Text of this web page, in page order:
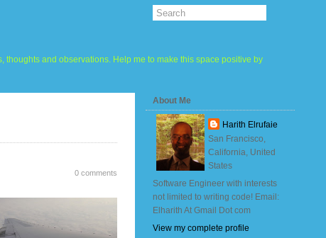
thoughts and observations. Help me to make this space positive by
0 comments
About Me
Harith Elrufaie
San Francisco,
California, United
States
Software Engineer with interests
not limited to writing code! Email:
Elharith At Gmail Dot com
View my complete profile